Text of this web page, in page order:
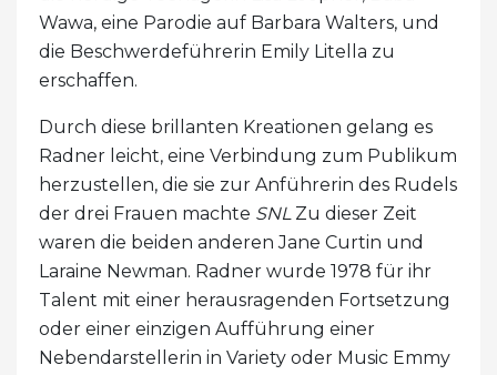
Wawa, eine Parodie auf Barbara Walters, und
die Beschwerdeführerin Emily Litella zu
erschaffen.
Durch diese brillanten Kreationen gelang es
Radner leicht, eine Verbindung zum Publikum
herzustellen, die sie zur Anführerin des Rudels
der drei Frauen machte SNLZu dieser Zeit
waren die beiden anderen Jane Curtin und
Laraine Newman. Radner wurde 1978 für ihr
Talent mit einer herausragenden Fortsetzung
oder einer einzigen Aufführung einer
Nebendarstellerin in Variety oder Music Emmy